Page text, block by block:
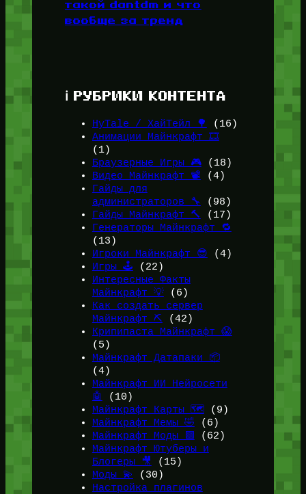
такой dantdm и что
вообще за тренд
ℹ️ РУБРИКИ КОНТЕНТА
HyTale / ХайТейл 🌳
(16)
Анимации Майнкрафт 🎞️
(1)
Браузерные Игры 🎮(18)
Видео Майнкрафт 📽️ (4)
Гайды для
администраторов 🔧
(98)
Гайды Майнкрафт 🔨
(17)
Генераторы Майнкрафт 🔁
(13)
Игроки Майнкрафт 😎 (4)
Игры 🕹️ (22)
Интересные Факты
Майнкрафт 💡(6)
Как создать сервер
Майнкрафт ⛏️ (42)
Крипипаста Майнкрафт 😱
(5)
Майнкрафт Датапаки 📦
(4)
Майнкрафт ИИ Нейросети
🤖
(10)
Майнкрафт Карты 🗺️ (9)
Майнкрафт Мемы 🤣 (6)
Майнкрафт Моды 🟩
(62)
Майнкрафт Ютуберы и
Блогеры 🎥
(15)
Моды 💫
(30)
Настройка плагинов